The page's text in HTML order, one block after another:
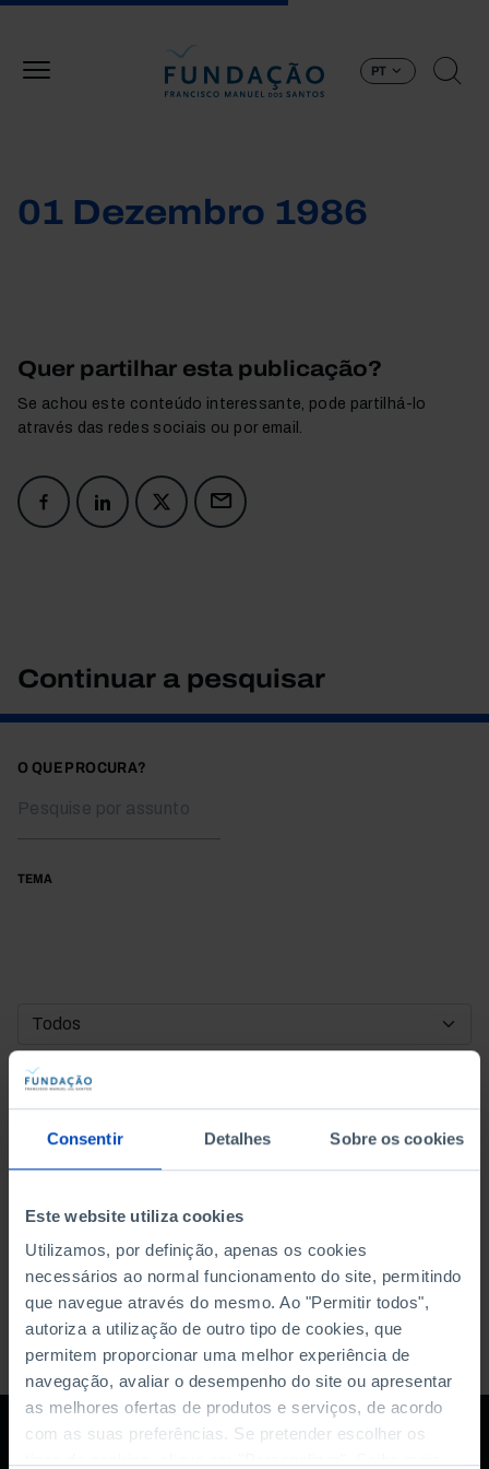
Consentir Detalhes Sobre os cookies
Este website utiliza cookies
Utilizamos, por definição, apenas os cookies
necessários ao normal funcionamento do site, permitindo
que navegue através do mesmo. Ao "Permitir todos",
autoriza a utilização de outro tipo de cookies, que
permitem proporcionar uma melhor experiência de
navegação, avaliar o desempenho do site ou apresentar
as melhores ofertas de produtos e serviços, de acordo
com as suas preferências. Se pretender escolher os
PT
01 Dezembro 1986
Quer partilhar esta publicação?
Se achou este conteúdo interessante, pode partilhá-lo
através das redes sociais ou por email.
Continuar a pesquisar
O QUE PROCURA?
TEMA
DATA DE INÍCIO
DATA DE FIM